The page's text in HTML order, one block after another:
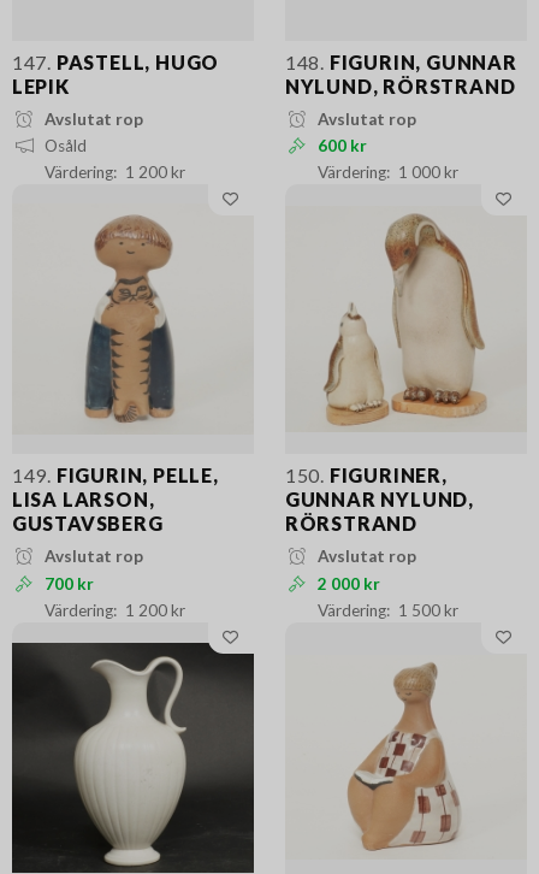
147. PASTELL, HUGO
LEPIK
Avslutat rop
Osåld
1 200 kr
148. FIGURIN, GUNNAR
NYLUND, RÖRSTRAND
Avslutat rop
600 kr
1 000 kr
149. FIGURIN, PELLE,
LISA LARSON,
GUSTAVSBERG
Avslutat rop
700 kr
1 200 kr
150. FIGURINER,
GUNNAR NYLUND,
RÖRSTRAND
Avslutat rop
2 000 kr
1 500 kr